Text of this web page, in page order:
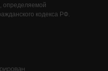
определяемой
кодекса РФ.